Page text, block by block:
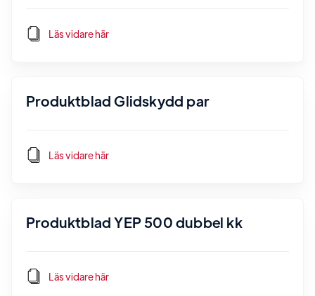
Läs vidare här
Produktblad Glidskydd par
Läs vidare här
Produktblad YEP 500 dubbel kk
Läs vidare här